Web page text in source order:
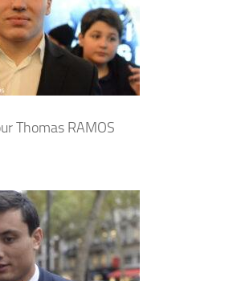
Thomas RAMOS